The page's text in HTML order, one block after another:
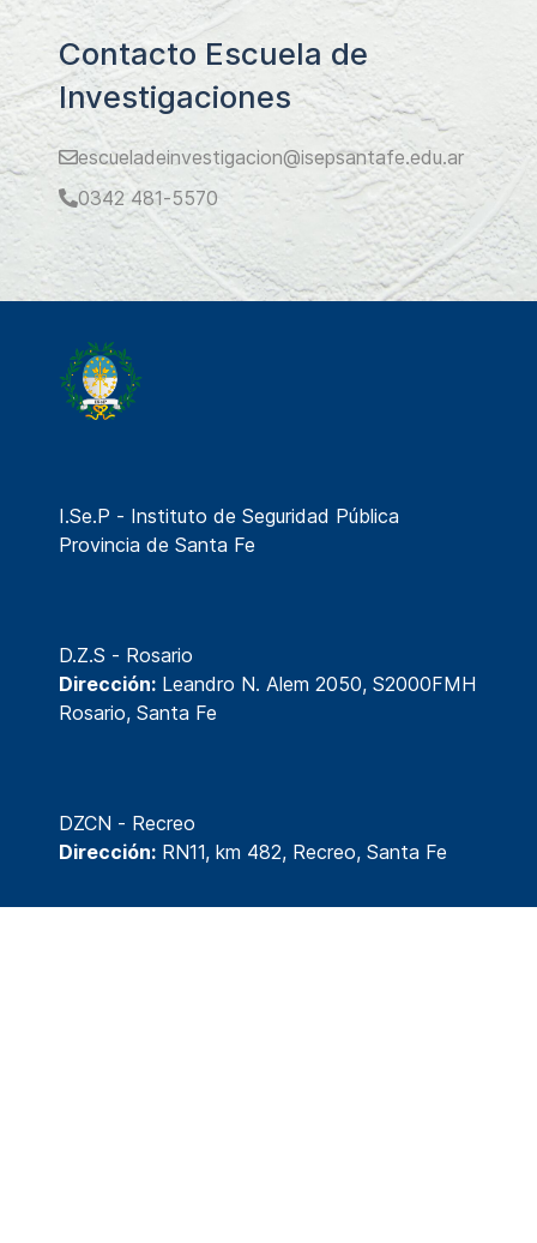
Contacto Escuela de
Investigaciones
escueladeinvestigacion@isepsantafe.edu.ar
0342 481-5570
I.Se.P - Instituto de Seguridad Pública
Provincia de Santa Fe
D.Z.S - Rosario
Dirección: Leandro N. Alem 2050, S2000FMH
Rosario, Santa Fe
DZCN - Recreo
Dirección: RN11, km 482, Recreo, Santa Fe